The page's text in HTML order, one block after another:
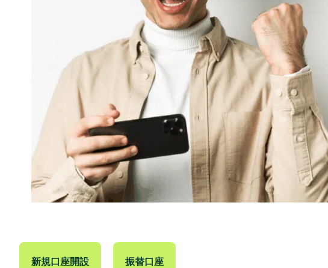
新規口座開設 振替口座